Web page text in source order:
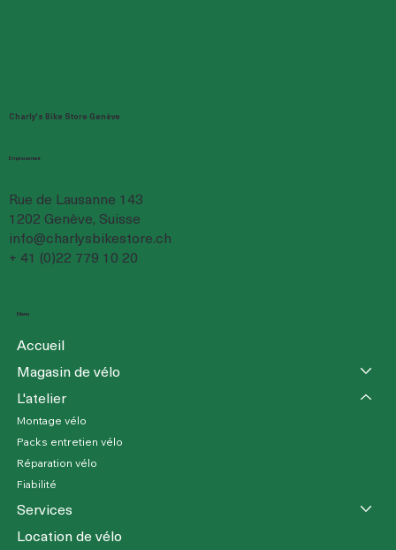
Charly's Bike Store Genève
Emplacement
Rue de Lausanne 143
1202 Genève, Suisse
info@charlysbikestore.ch
+ 41 (0)22 779 10 20
Menu
Accueil
Magasin de vélo
L'atelier
Montage vélo
Packs entretien vélo
Réparation vélo
Fiabilité
Services
Location de vélo